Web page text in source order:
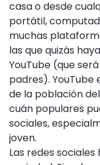
casa o desde
portátil,
muchas
las que quizás
YouTube (que
padres). YouTube
de la población
cuán populares
sociales,
joven.
Las redes